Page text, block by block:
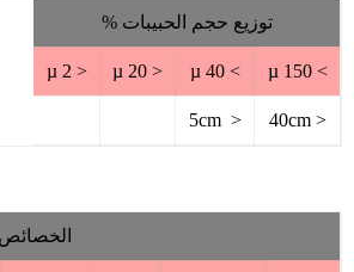
توزيع حجم الحبيبات %
> 150 µ
> 40 µ
< 20 µ
< 2 µ
< 40cm
< 5cm
الخصائص